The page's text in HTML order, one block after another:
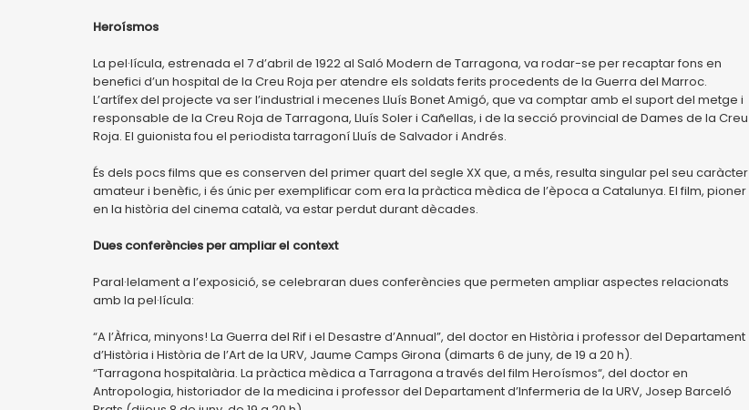
Heroísmos
La pel·lícula, estrenada el 7 d’abril de 1922 al Saló Modern de Tarragona, va rodar-se per recaptar fons en
benefici d’un hospital de la Creu Roja per atendre els soldats ferits procedents de la Guerra del Marroc.
L’artífex del projecte va ser l’industrial i mecenes Lluís Bonet Amigó, que va comptar amb el suport del metge i
responsable de la Creu Roja de Tarragona, Lluís Soler i Cañellas, i de la secció provincial de Dames de la Creu
Roja. El guionista fou el periodista tarragoní Lluís de Salvador i Andrés.
És dels pocs films que es conserven del primer quart del segle XX que, a més, resulta singular pel seu caràcter
amateur i benèfic, i és únic per exemplificar com era la pràctica mèdica de l’època a Catalunya. El film, pioner
en la història del cinema català, va estar perdut durant dècades.
Dues conferències per ampliar el context
Paral·lelament a l’exposició, se celebraran dues conferències que permeten ampliar aspectes relacionats
amb la pel·lícula:
“A l’Àfrica, minyons! La Guerra del Rif i el Desastre d’Annual”, del doctor en Història i professor del Departament
d’Història i Història de l’Art de la URV, Jaume Camps Girona (dimarts 6 de juny, de 19 a 20 h).
“Tarragona hospitalària. La pràctica mèdica a Tarragona a través del film Heroísmos“, del doctor en
Antropologia, historiador de la medicina i professor del Departament d’Infermeria de la URV, Josep Barceló